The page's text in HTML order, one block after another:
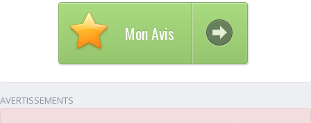
Mon Avis
AVERTISSEMENTS